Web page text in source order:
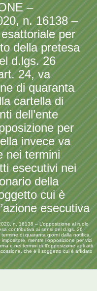
–
n. 16138 –
per
della pretesa
d.lgs. 26
24, va
di quaranta
cartella di
dell’ente
per
invece va
nei termini
esecutivi nei
della
cui è
esecutiva
n. 16138 – L’opposizione al ruolo
contributiva ai sensi del d.lgs. 26
di quaranta giorni dalla notifica
mentre l’opposizione per vizi
e nei termini dell’opposizione agli atti
che è il soggetto cui è affidato